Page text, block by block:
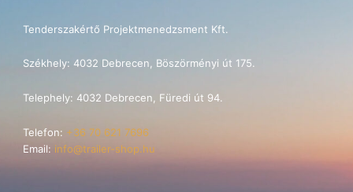
Tenderszakértő Projektmenedzsment Kft.
Székhely: 4032 Debrecen, Böszörményi út 175.
Telephely: 4032 Debrecen, Füredi út 94.
Telefon: +36 70 621 7696
Email: info@trailer-shop.hu